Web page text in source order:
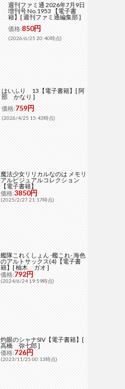
週刊ファミ通 2026年7月9日
増刊号 No.1953 【電子書
籍】[ 週刊ファミ通編集部 ]
価格:850円
(2026/6/25 20:40時点)
はいふり 13【電子書籍】[ 阿
部 かなり ]
価格:759円
(2026/4/25 15:43時点)
魔法少女リリカルなのは メモリ
アルビジュアルコレクション
【電子書籍】
価格:3850円
(2025/2/27 21:17時点)
艦隊これくしょん -艦これ- 海色
のアルトサックス(4)【電子書
籍】[ 柚木 ガオ ]
価格:792円
(2024/6/24 19:59時点)
灼眼のシャナSIV【電子書籍】[
高橋 弥七郎 ]
価格:726円
(2023/11/25 00:13時点)